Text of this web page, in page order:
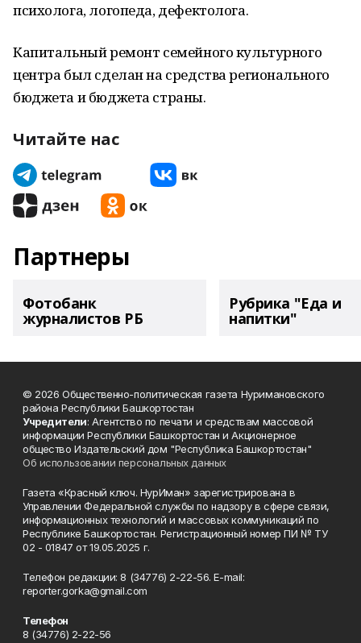
психолога, логопеда, дефектолога.
Капитальный ремонт семейного культурного
центра был сделан на средства регионального
бюджета и бюджета страны.
Читайте нас
Партнеры
Фотобанк
журналистов РБ
Рубрика "Еда и
напитки"
© 2026 Общественно-политическая газета Нуримановского
района Республики Башкортостан
Учредители: Агентство по печати и средствам массовой
информации Республики Башкортостан и Акционерное
общество Издательский дом "Республика Башкортостан"
Об использовании персональных данных
Газета «Красный ключ. НурИман» зарегистрирована в
Управлении Федеральной службы по надзору в сфере связи,
информационных технологий и массовых коммуникаций по
Республике Башкортостан. Регистрационный номер ПИ № ТУ
02 - 01847 от 19.05.2025 г.
Телефон редакции: 8 (34776) 2-22-56. E-mail:
reporter.gorka@gmail.com
Телефон
8 (34776) 2-22-56